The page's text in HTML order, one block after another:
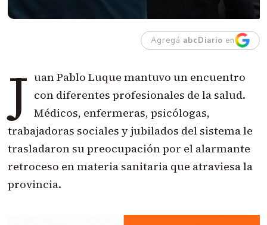
Agregá abcDiario en
J uan Pablo Luque mantuvo un encuentro
con diferentes profesionales de la salud.
Médicos, enfermeras, psicólogas,
trabajadoras sociales y jubilados del sistema le
trasladaron su preocupación por el alarmante
retroceso en materia sanitaria que atraviesa la
provincia.